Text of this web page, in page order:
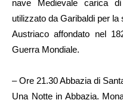
nave Medievale carica
utilizzato da Garibaldi per la
Austriaco affondato nel
Guerra Mondiale.
– Ore 21.30 Abbazia di
Una Notte in Abbazia.